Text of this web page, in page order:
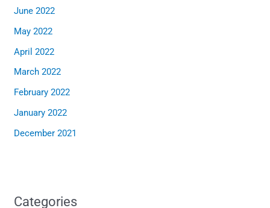
June 2022
May 2022
April 2022
March 2022
February 2022
January 2022
December 2021
Categories